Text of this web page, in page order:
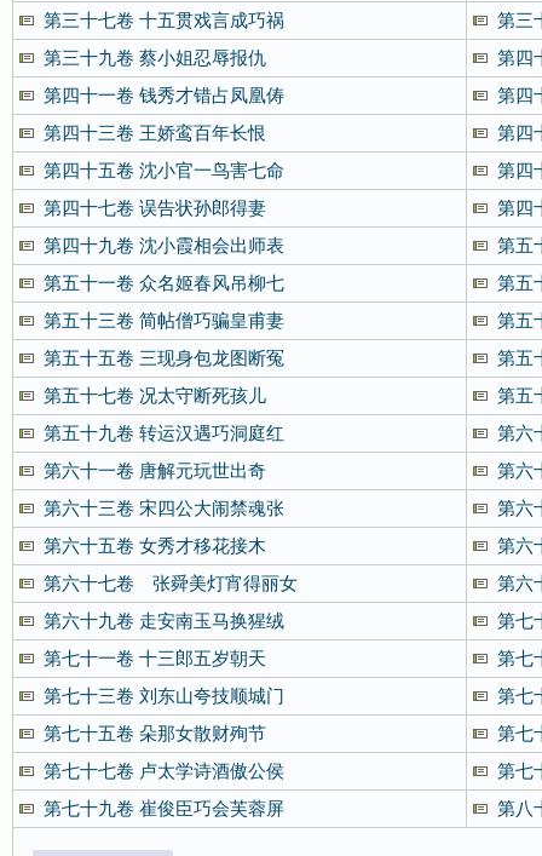
第三十七卷 十五贯戏言成巧祸
第三
第三十九卷 蔡小姐忍辱报仇
第四
第四十一卷 钱秀才错占凤凰俦
第四
第四十三卷 王娇鸾百年长恨
第四
第四十五卷 沈小官一鸟害七命
第四
第四十七卷 误告状孙郎得妻
第四
第四十九卷 沈小霞相会出师表
第五
第五十一卷 众名姬春风吊柳七
第五
第五十三卷 简帖僧巧骗皇甫妻
第五
第五十五卷 三现身包龙图断冤
第五
第五十七卷 况太守断死孩儿
第五
第五十九卷 转运汉遇巧洞庭红
第六
第六十一卷 唐解元玩世出奇
第六
第六十三卷 宋四公大闹禁魂张
第六
第六十五卷 女秀才移花接木
第六
第六十七卷 张舜美灯宵得丽女
第六
第六十九卷 走安南玉马换猩绒
第七
第七十一卷 十三郎五岁朝天
第七
第七十三卷 刘东山夸技顺城门
第七
第七十五卷 朵那女散财殉节
第七
第七十七卷 卢太学诗酒傲公侯
第七
第七十九卷 崔俊臣巧会芙蓉屏
第八